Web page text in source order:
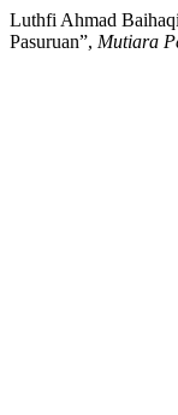
Luthfi Ahmad
Pasuruan”, Mutiara